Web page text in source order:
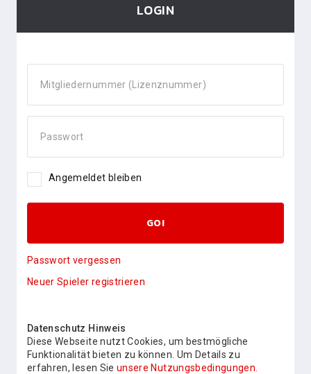
LOGIN
Mitgliedernummer (Lizenznummer)
Passwort
Angemeldet bleiben
GO!
Passwort vergessen
Neuer Spieler registrieren
Datenschutz Hinweis
Diese Webseite nutzt Cookies, um bestmögliche
Funktionalität bieten zu können. Um Details zu
erfahren, lesen Sie unsere Nutzungsbedingungen.